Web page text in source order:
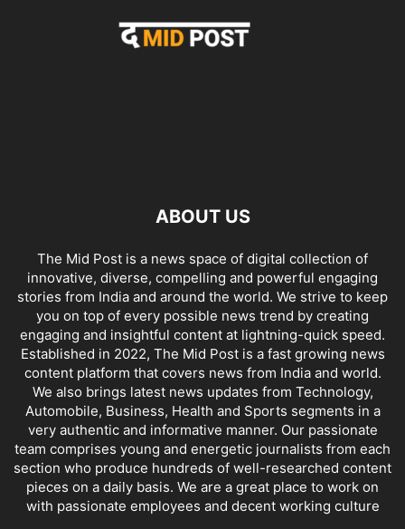
ABOUT US
The Mid Post is a news space of digital collection of
innovative, diverse, compelling and powerful engaging
stories from India and around the world. We strive to keep
you on top of every possible news trend by creating
engaging and insightful content at lightning-quick speed.
Established in 2022, The Mid Post is a fast growing news
content platform that covers news from India and world.
We also brings latest news updates from Technology,
Automobile, Business, Health and Sports segments in a
very authentic and informative manner. Our passionate
team comprises young and energetic journalists from each
section who produce hundreds of well-researched content
pieces on a daily basis. We are a great place to work on
with passionate employees and decent working culture